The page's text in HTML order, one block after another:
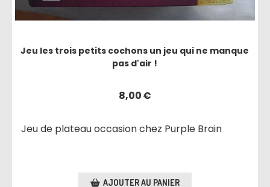
Jeu les trois petits cochons un jeu qui ne manque
pas d'air !
8,00€
Jeu de plateau occasion chez Purple Brain
AJOUTER AU PANIER